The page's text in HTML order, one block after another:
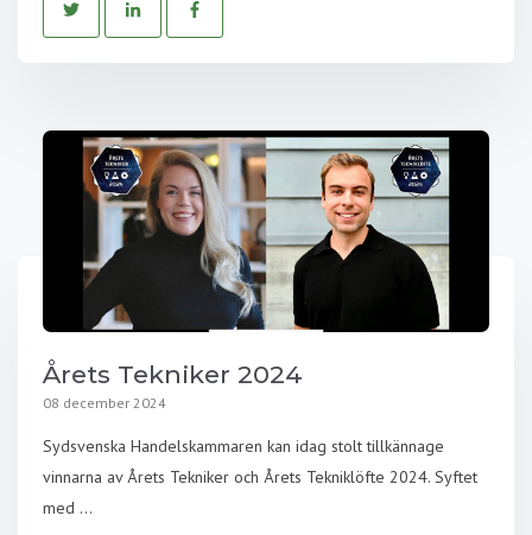
Årets Tekniker 2024
08 december 2024
Sydsvenska Handelskammaren kan idag stolt tillkännage
vinnarna av Årets Tekniker och Årets Tekniklöfte 2024. Syftet
med ...